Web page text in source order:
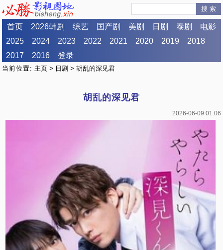
搜 索
首页 2026韩剧 综艺 国产剧 美剧 日剧 泰剧
电影
2025
2024 2023 2022 2021 2020 2019
2018
2017
2016 登录
当前位置: 主页 > 日剧 > 胡乱的深见君
胡乱的深见君
2026-06-09 01:06